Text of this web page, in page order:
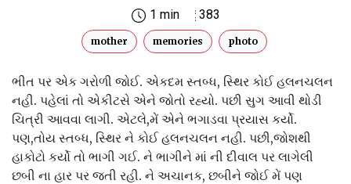
1 min 383
mother memories photo
ભીત પર એક ગરોળી જોઈ. એકદમ સ્તબ્ધ, સ્થિર કોઈ હલનચલન
નહી. પહેલાં તો એકીટસે એને જોતો રહ્યો. પછી સુગ આવી થોડી
ચિત્રી આવવા લાગી. એટલે,મેં એને ભગાડવા પ્રયાસ કર્યો.
પણ,તોય સ્તબ્ધ, સ્થિર ને કોઈ હલનચલન નહી. પછી,જોશથી
હાકોટો કર્યો તો ભાગી ગઈ. ને ભાગીને માં ની દીવાલ પર લાગેલી
છબી ના હાર પર જતી રહી. ને અચાનક, છબીને જોઈ મેં પણ